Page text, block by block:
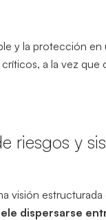
y la protección
a la vez
riesgos y
visión
dispersarse